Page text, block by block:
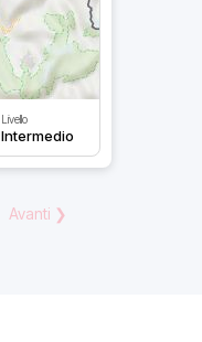
Livello
Intermedio
Avanti ❯